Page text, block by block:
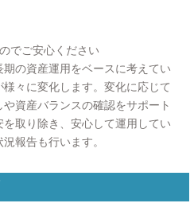
融商品の売買まで責任をもって
2）
サービスをご利用いただくに
属する金融商品取引業者に証券
あります（＊3）
は、各金融商品等に所定の手数
約締結前交付書面及び目論見
認ください。
でご安心ください
の資産運用をベースに考えてい
々に変化します。変化に応じて
資産バランスの確認をサポート
取り除き、安心して運用してい
報告も行います。